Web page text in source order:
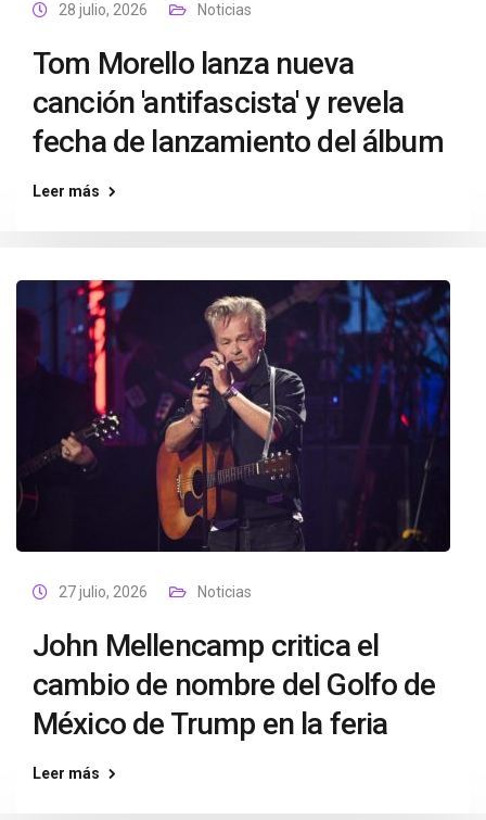
28 julio, 2026 Noticias
Tom Morello lanza nueva
canción 'antifascista' y revela
fecha de lanzamiento del álbum
Leer más
27 julio, 2026 Noticias
John Mellencamp critica el
cambio de nombre del Golfo de
México de Trump en la feria
Leer más